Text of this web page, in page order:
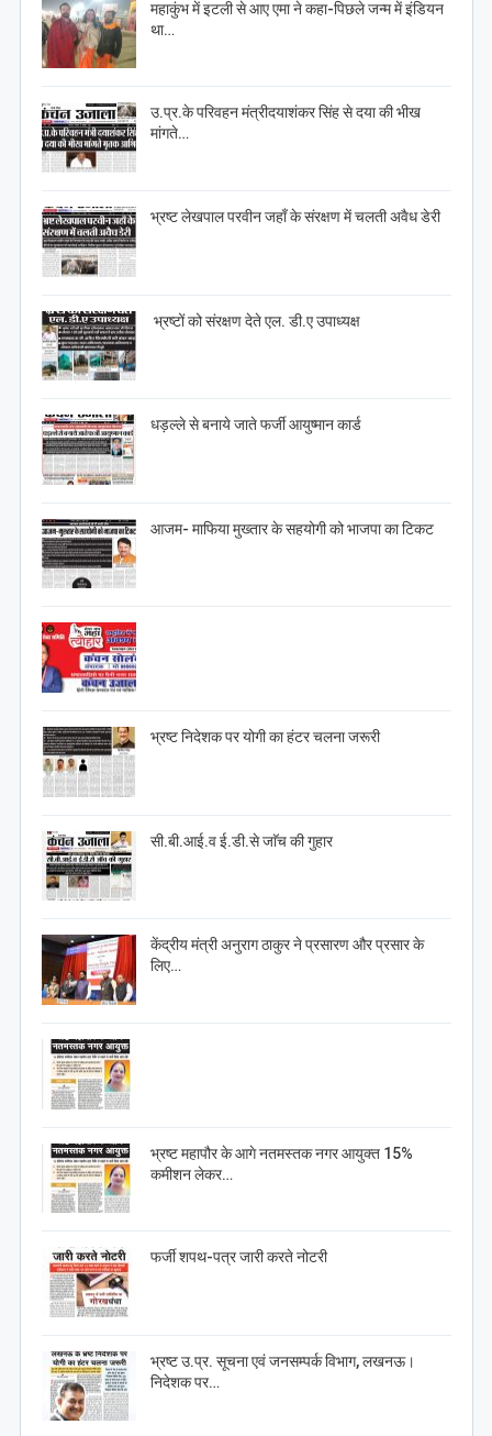
महाकुंभ में इटली से आए एमा ने कहा-पिछले जन्म में इंडियन
था…
उ.प्र.के परिवहन मंत्रीदयाशंकर सिंह से दया की भीख
मांगते…
भ्रष्ट लेखपाल परवीन जहाँ के संरक्षण में चलती अवैध डेरी
भ्रष्टों को संरक्षण देते एल. डी.ए उपाध्यक्ष
धड़ल्ले से बनाये जाते फर्जी आयुष्मान कार्ड
आजम- माफिया मुख्तार के सहयोगी को भाजपा का टिकट
भ्रष्ट निदेशक पर योगी का हंटर चलना जरूरी
सी.बी.आई.व ई.डी.से जाॅच की गुहार
केंद्रीय मंत्री अनुराग ठाकुर ने प्रसारण और प्रसार के
लिए…
भ्रष्ट महापौर के आगे नतमस्तक नगर आयुक्त 15%
कमीशन लेकर…
फर्जी शपथ-पत्र जारी करते नोटरी
भ्रष्ट उ.प्र. सूचना एवं जनसम्पर्क विभाग, लखनऊ।
निदेशक पर…